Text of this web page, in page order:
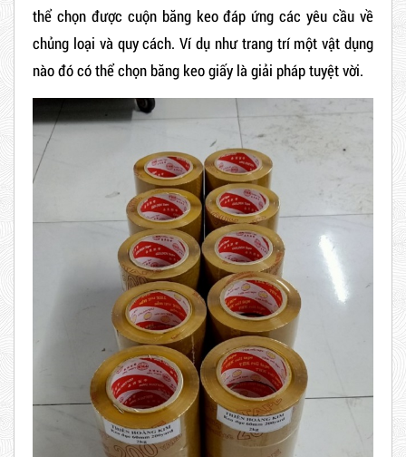
thể chọn được cuộn băng keo đáp ứng các yêu cầu về
chủng loại và quy cách. Ví dụ như trang trí một vật dụng
nào đó có thể chọn băng keo giấy là giải pháp tuyệt vời.